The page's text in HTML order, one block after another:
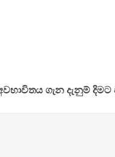
ගැන දැනුම්